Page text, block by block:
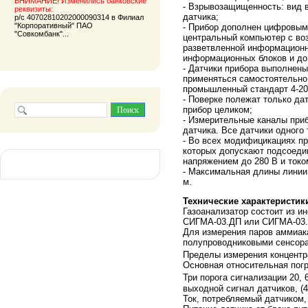
реквизиты:
р/с 40702810202000090314 в Филиал
"Корпоративный" ПАО
"Совкомбанк"...
- Взрывозащищенность: вид
датчика;
- Прибор дополнен
центральный компьютер с
разветвленной
информационных блоков и
- Датчики прибора
применяться
промышленный стандарт 4-
- Поверке полежат только
прибор целиком;
- Измерительные каналы
датчика. Все датчики
- Во всех модифицикациях
которых допускают
напряжением до 280 В и
- Максимальная длины
м.
Технические
Газоанализатор состоит из
СИГМА-03.ДП или СИГМА-
Для измерения паров
полупроводниковыми
Пределы измерения
Основная относительная
Три порога сигнализации 20,
выходной сигнал датчиков,
Ток, потребляемый